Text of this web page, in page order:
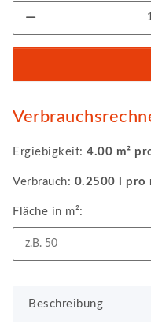
Ergiebigkeit: 4.00 m²
Verbrauch: 0.2500 l pro
Fläche in m²:
Beschreibung